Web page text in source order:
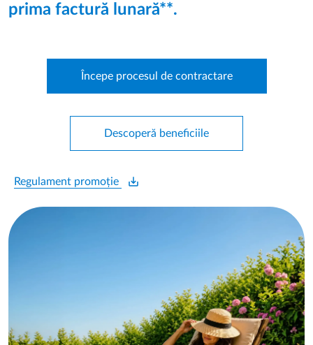
prima factură lunară**.
Începe procesul de contractare
Descoperă beneficiile
Regulament promoție save_alt